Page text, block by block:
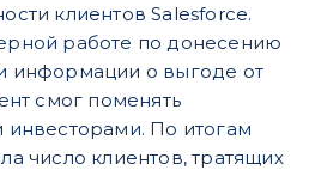
клиентов Salesforce.
работе по донесению
информации о выгоде от
смог поменять
инвесторами. По итогам
число клиентов, тратящих